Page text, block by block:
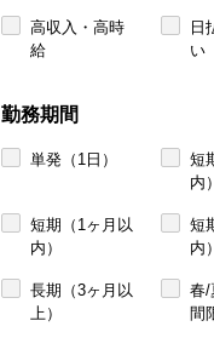
高収入・高時
給
日
い
勤務期間
単発（1日）
短
内）
短期（1ヶ月以
内）
短
内）
長期（3ヶ月以
上）
春/
間